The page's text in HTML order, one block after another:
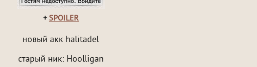
+ SPOILER
новый акк halitadel
старый ник: Hoolligan